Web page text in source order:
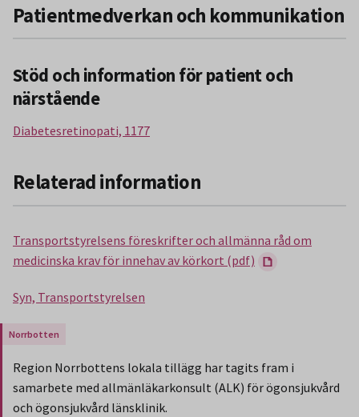
Patientmedverkan och kommunikation
Stöd och information för patient och
närstående
Diabetesretinopati, 1177
Relaterad information
Transportstyrelsens föreskrifter och allmänna råd om
medicinska krav för innehav av körkort (pdf)
Syn, Transportstyrelsen
Gäller endast för Region Norrbotten.
Region Norrbottens lokala tillägg har tagits fram i
samarbete med allmänläkarkonsult (ALK) för ögonsjukvård
och ögonsjukvård länsklinik.